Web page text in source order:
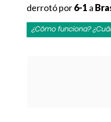
derrotó por6-1 a